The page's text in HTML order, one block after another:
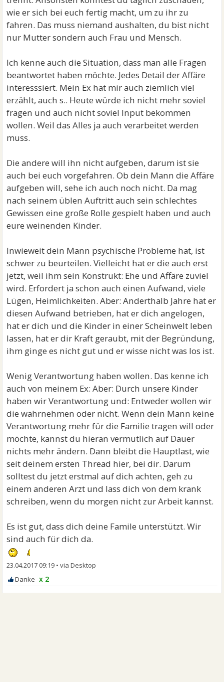
wie er sich bei euch fertig macht, um zu ihr zu
fahren. Das muss niemand aushalten, du bist nicht
nur Mutter sondern auch Frau und Mensch.
Ich kenne auch die Situation, dass man alle Fragen
beantwortet haben möchte. Jedes Detail der Affäre
interesssiert. Mein Ex hat mir auch ziemlich viel
erzählt, auch s.. Heute würde ich nicht mehr soviel
fragen und auch nicht soviel Input bekommen
wollen. Weil das Alles ja auch verarbeitet werden
muss.
Die andere will ihn nicht aufgeben, darum ist sie
auch bei euch vorgefahren. Ob dein Mann die Affäre
aufgeben will, sehe ich auch noch nicht. Da mag
nach seinem üblen Auftritt auch sein schlechtes
Gewissen eine große Rolle gespielt haben und auch
eure weinenden Kinder.
Inwieweit dein Mann psychische Probleme hat, ist
schwer zu beurteilen. Vielleicht hat er die auch erst
jetzt, weil ihm sein Konstrukt: Ehe und Affäre zuviel
wird. Erfordert ja schon auch einen Aufwand, viele
Lügen, Heimlichkeiten. Aber: Anderthalb Jahre hat er
diesen Aufwand betrieben, hat er dich angelogen,
hat er dich und die Kinder in einer Scheinwelt leben
lassen, hat er dir Kraft geraubt, mit der Begründung,
ihm ginge es nicht gut und er wisse nicht was los ist.
Wenig Verantwortung haben wollen. Das kenne ich
auch von meinem Ex: Aber: Durch unsere Kinder
haben wir Verantwortung und: Entweder wollen wir
die wahrnehmen oder nicht. Wenn dein Mann keine
Verantwortung mehr für die Familie tragen will oder
möchte, kannst du hieran vermutlich auf Dauer
nichts mehr ändern. Dann bleibt die Hauptlast, wie
seit deinem ersten Thread hier, bei dir. Darum
solltest du jetzt erstmal auf dich achten, geh zu
einem anderen Arzt und lass dich von dem krank
schreiben, wenn du morgen nicht zur Arbeit kannst.
Es ist gut, dass dich deine Famile unterstützt. Wir
sind auch für dich da.
23.04.2017 09:19 •
x 2